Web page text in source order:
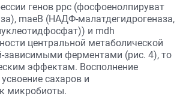
генов ppc (фосфоенолпируват
maeB (НАДФ-малатдегидрогеназа,
и mdh
центральной метаболической
зависимыми ферментами (рис. 4), то
эффектам. Восполнение
сахаров и
микробиоты.